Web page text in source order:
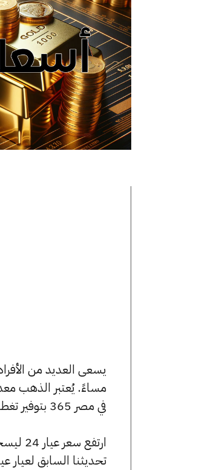
مساءً. يُعتبر الذهب
في مصر 365 بتوفير تغطية دائمة لأسعار الذهب الآن وفي هذا المقال، سنتعرف على كافة أسعار الأعيرة.
تحديثنا السابق لعيار عيار